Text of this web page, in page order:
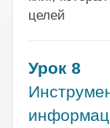
целей
Урок 8